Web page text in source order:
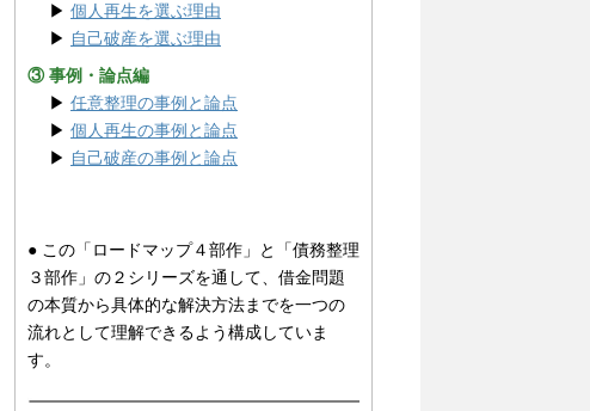
▶ 個人再生を選ぶ理由
▶ 自己破産を選ぶ理由
③ 事例・論点編
▶ 任意整理の事例と論点
▶ 個人再生の事例と論点
▶ 自己破産の事例と論点
● この「ロードマップ４部作」と「債務整理
３部作」の２シリーズを通して、借金問題
の本質から具体的な解決方法までを一つの
流れとして理解できるよう構成していま
す。